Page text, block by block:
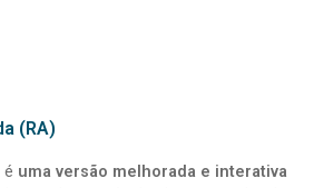
(RA)
é uma versão melhorada e interativa